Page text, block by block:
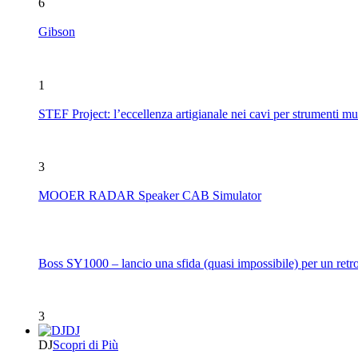
6
Gibson
1
STEF Project: l’eccellenza artigianale nei cavi per strumenti
3
MOOER RADAR Speaker CAB Simulator
Boss SY1000 – lancio una sfida (quasi impossibile) per un
3
DJ
DJScopri di Più